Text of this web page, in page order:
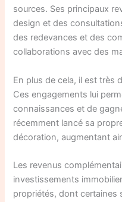
sources. Ses principaux
design et des
des redevances et des
collaborations avec des
En plus de cela, il est très
Ces engagements lui
connaissances et de
récemment lancé sa
décoration, augmentant
Les revenus
investissements
propriétés, dont certaines